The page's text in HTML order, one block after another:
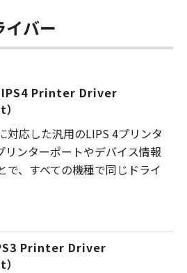
イバー
Printer Driver
対応した汎用のLIPS 4プリンタ
リンターポートやデバイス情報
で、すべての機種で同じドライ
Printer Driver